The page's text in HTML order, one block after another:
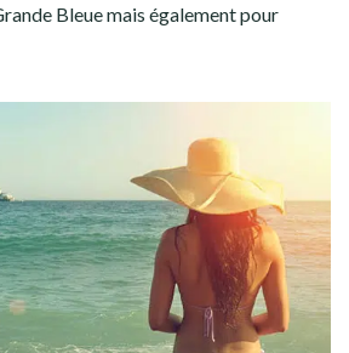
Bleue mais également pour